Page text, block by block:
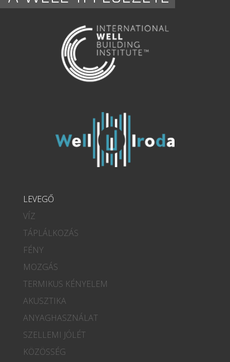
LEVEGŐ
VÍZ
TÁPLÁLKOZÁS
FÉNY
MOZGÁS
TERMIKUS KÉNYELEM
AKUSZTIKA
ANYAGHASZNÁLAT
SZELLEMI JÓLÉT
KÖZÖSSÉG